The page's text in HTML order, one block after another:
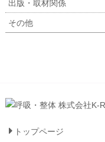
出版・取材関係
その他
トップページ